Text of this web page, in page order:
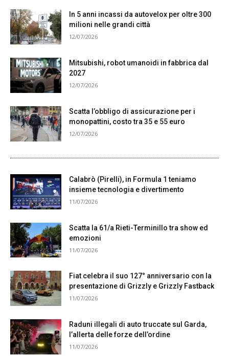
In 5 anni incassi da autovelox per oltre 300
milioni nelle grandi città
12/07/2026
Mitsubishi, robot umanoidi in fabbrica dal
2027
12/07/2026
Scatta l’obbligo di assicurazione per i
monopattini, costo tra 35 e 55 euro
12/07/2026
Calabrò (Pirelli), in Formula 1 teniamo
insieme tecnologia e divertimento
11/07/2026
Scatta la 61/a Rieti-Terminillo tra show ed
emozioni
11/07/2026
Fiat celebra il suo 127° anniversario con la
presentazione di Grizzly e Grizzly Fastback
11/07/2026
Raduni illegali di auto truccate sul Garda,
l’allerta delle forze dell’ordine
11/07/2026